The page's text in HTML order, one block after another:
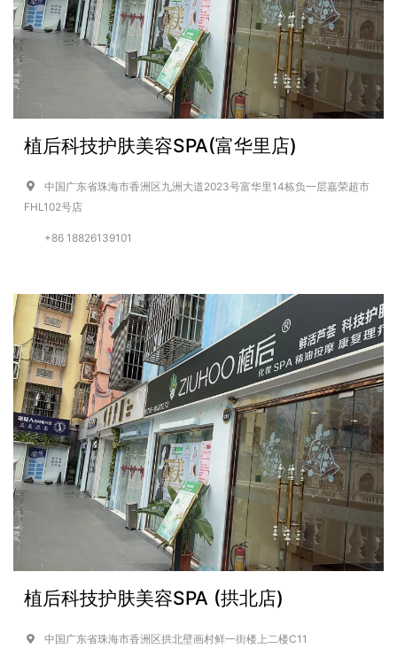
植后科技护肤美容SPA(富华里店)
中国广东省珠海市香洲区九洲大道2023号富华里14栋负一层嘉荣超市
FHL102号店
+86 18826139101
植后科技护肤美容SPA (拱北店)
中国广东省珠海市香洲区拱北壁画村鲜一街楼上二楼C11